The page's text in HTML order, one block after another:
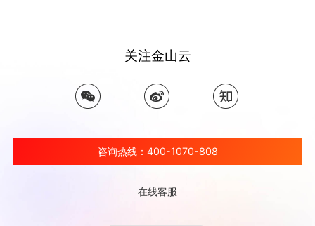
关注金山云
咨询热线：400-1070-808
在线客服